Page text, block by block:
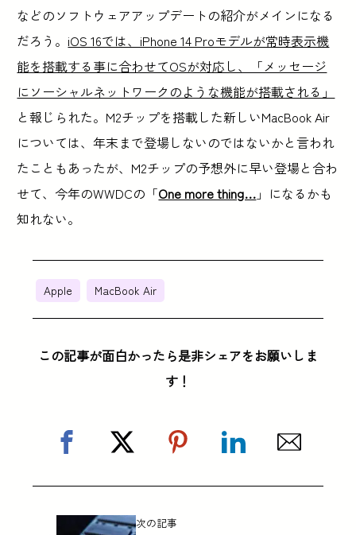
などのソフトウェアアップデートの紹介がメインになる
だろう。 iOS 16では、iPhone 14 Proモデルが常時表示機
能を搭載する事に合わせてOSが対応し、「メッセージ
にソーシャルネットワークのような機能が搭載される」
と報じられた。M2チップを搭載した新しいMacBook Air
については、年末まで登場しないのではないかと言われ
たこともあったが、M2チップの予想外に早い登場と合わ
せて、今年のWWDCの「One more thing… 」になるかも
知れない。
Apple MacBook Air
この記事が面白かったら是非シェアをお願いしま
す！
次の記事